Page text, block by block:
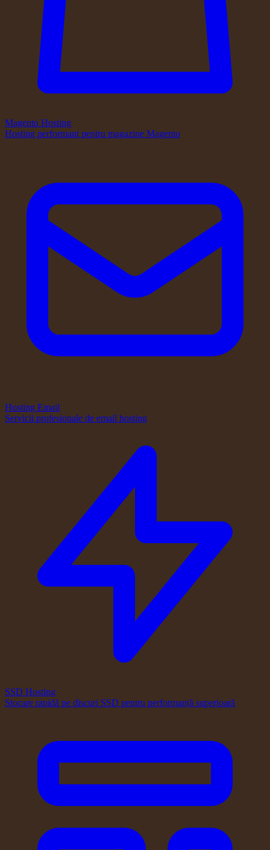
Magento Hosting
Hosting performant pentru magazine Magento
Hosting Email
Servicii profesionale de email hosting
SSD Hosting
Stocare rapidă pe discuri SSD pentru performanță superioară